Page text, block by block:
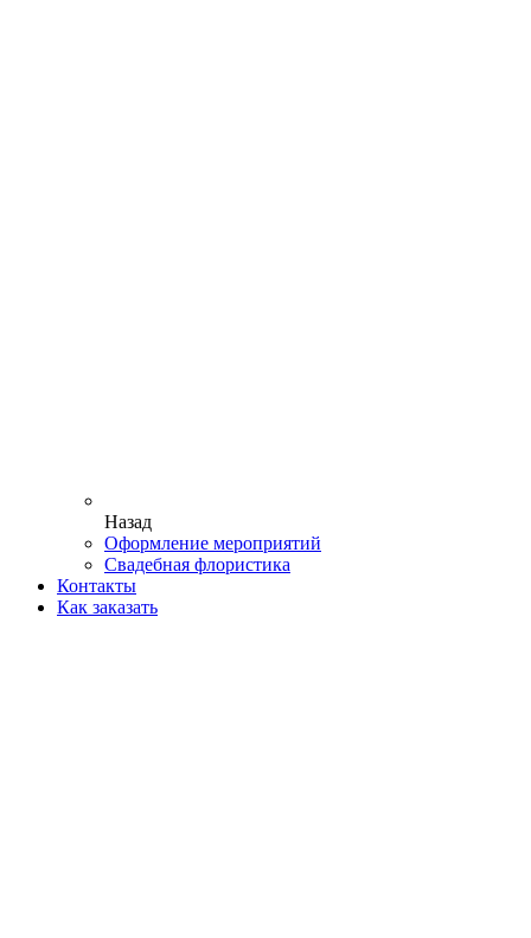
Назад
Оформление мероприятий
Свадебная флористика
Контакты
Как заказать